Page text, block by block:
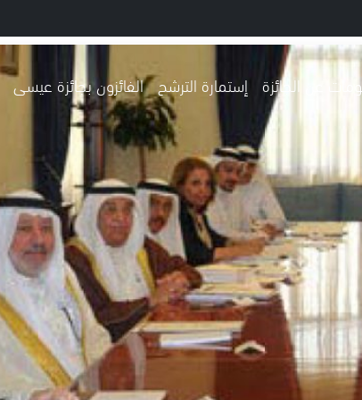
عن الجائزة إستمارة الترشح الفائزون بجائزة عيسى